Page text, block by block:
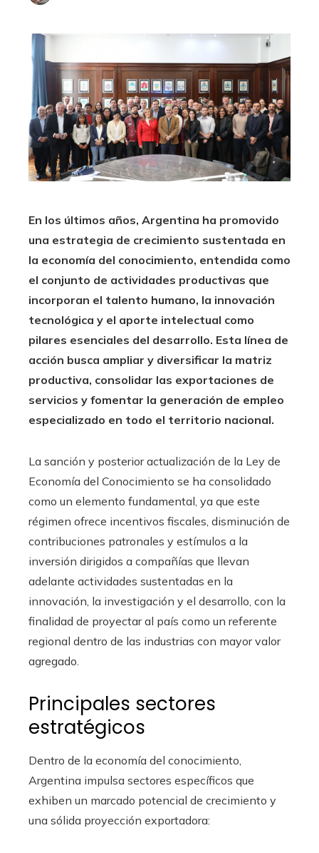
En los últimos años, Argentina ha promovido
una estrategia de crecimiento sustentada en
la economía del conocimiento, entendida como
el conjunto de actividades productivas que
incorporan el talento humano, la innovación
tecnológica y el aporte intelectual como
pilares esenciales del desarrollo. Esta línea de
acción busca ampliar y diversificar la matriz
productiva, consolidar las exportaciones de
servicios y fomentar la generación de empleo
especializado en todo el territorio nacional.
La sanción y posterior actualización de la Ley de
Economía del Conocimiento se ha consolidado
como un elemento fundamental, ya que este
régimen ofrece incentivos fiscales, disminución de
contribuciones patronales y estímulos a la
inversión dirigidos a compañías que llevan
adelante actividades sustentadas en la
innovación, la investigación y el desarrollo, con la
finalidad de proyectar al país como un referente
regional dentro de las industrias con mayor valor
agregado.
Principales sectores
estratégicos
Dentro de la economía del conocimiento,
Argentina impulsa sectores específicos que
exhiben un marcado potencial de crecimiento y
una sólida proyección exportadora: